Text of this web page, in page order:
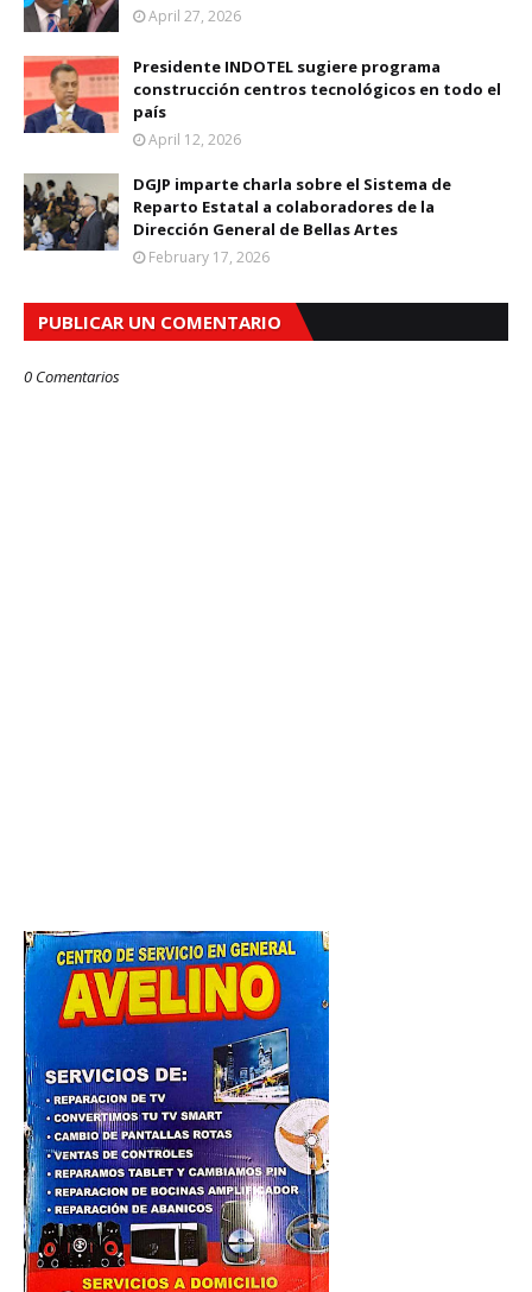
April 27, 2026
Presidente INDOTEL sugiere programa
construcción centros tecnológicos en todo el
país
April 12, 2026
DGJP imparte charla sobre el Sistema de
Reparto Estatal a colaboradores de la
Dirección General de Bellas Artes
February 17, 2026
PUBLICAR UN COMENTARIO
0 Comentarios